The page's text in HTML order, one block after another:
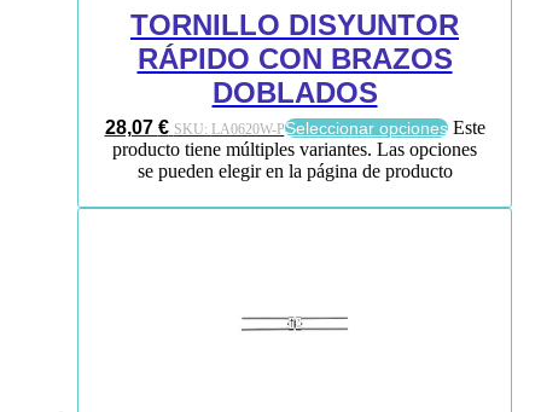
TORNILLO DISYUNTOR
RÁPIDO CON BRAZOS
DOBLADOS
28,07 € SKU: LA0620W-PSeleccionar opciones Este
producto tiene múltiples variantes. Las opciones
se pueden elegir en la página de producto